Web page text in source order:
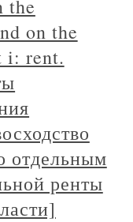
the
on the
i: rent.
отдельным
ренты